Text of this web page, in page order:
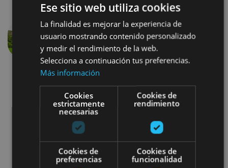
Visitas guiadas
Ese sitio web utiliza cookies
La finalidad es mejorar la experiencia de
usuario mostrando contenido personalizado
y medir el rendimiento de la web.
Selecciona a continuación tus preferencias.
Más información
Cookies
estrictamente
necesarias
Cookies de
rendimiento
Cookies de
preferencias
Cookies de
funcionalidad